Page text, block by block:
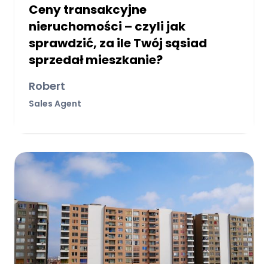
Ceny transakcyjne
nieruchomości – czyli jak
sprawdzić, za ile Twój sąsiad
sprzedał mieszkanie?
Robert
Sales Agent